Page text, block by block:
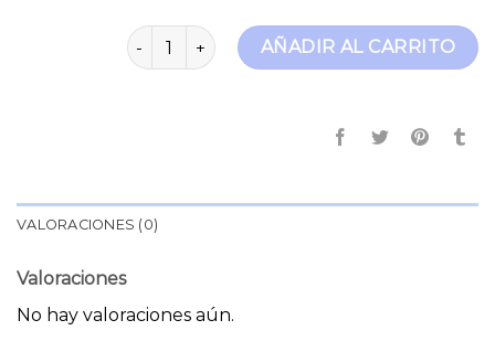
jeans raw cantidadAÑADIR AL CARRITO
VALORACIONES (0)
Valoraciones
No hay valoraciones aún.